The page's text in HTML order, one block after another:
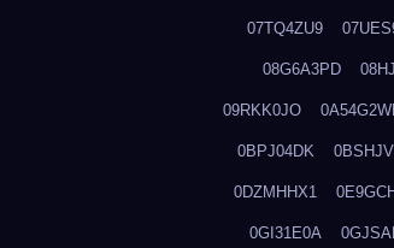
07TQ4ZU9
08G6A3PD
09RKK0JO
0BPJ04DK
0DZMHHX1
0GI31E0A